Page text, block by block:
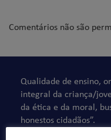
Comentários não são
Qualidade de ensino,
integral da criança/
da ética e da moral,
honestos cidadãos”.